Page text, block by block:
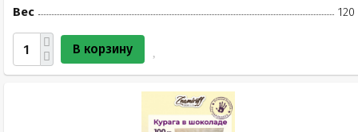
Вес
120
В корзину